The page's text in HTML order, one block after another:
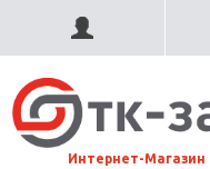
⠀Интернет-